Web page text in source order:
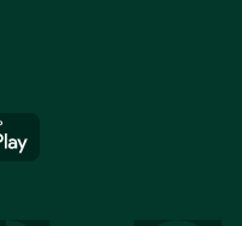
in de Google Play